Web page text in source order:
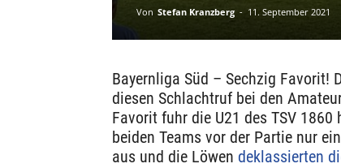
Von Stefan Kranzberg - 11. September 2021
Bayernliga Süd – Sechzig Favorit!
diesen Schlachtruf bei den
Favorit fuhr die U21 des TSV
beiden Teams vor der Partie nur
aus und die Löwen deklassierten